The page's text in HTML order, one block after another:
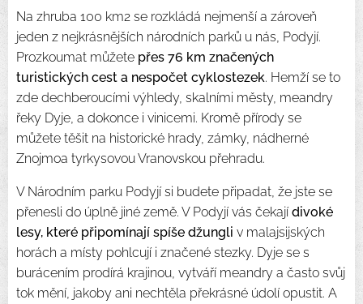
Na zhruba 100 km2 se rozkládá nejmenší a zároveň
jeden z nejkrásnějších národních parků u nás, Podyjí.
Prozkoumat můžete přes 76 km značených
turistických cest a nespočet cyklostezek. Hemží se to
zde dechberoucími výhledy, skalními městy, meandry
řeky Dyje, a dokonce i vinicemi. Kromě přírody se
můžete těšit na historické hrady, zámky, nádherné
Znojmoa tyrkysovou Vranovskou přehradu.
V Národním parku Podyjí si budete připadat, že jste se
přenesli do úplně jiné země. V Podyjí vás čekají divoké
lesy, které připomínají spíše džungli v malajsijských
horách a místy pohlcují i značené stezky. Dyje se s
burácením prodírá krajinou, vytváří meandry a často svůj
tok mění, jakoby ani nechtěla překrásné údolí opustit. A